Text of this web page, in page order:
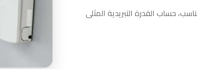
حساب القدرة التبريدية المثلى